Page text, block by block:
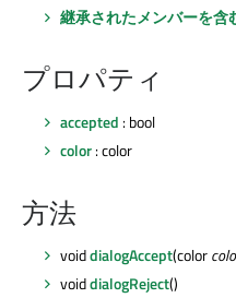
継承されたメンバーを含
プロパティ
accepted : bool
color: color
方法
voiddialogAccept(color
voiddialogReject()